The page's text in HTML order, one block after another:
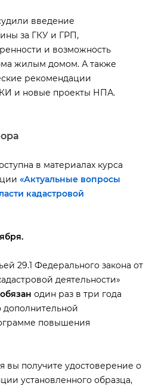
введение
за ГКУ и ГРП,
и возможность
жилым домом. А также
рекомендации
и новые проекты НПА.
в материалах курса
«Актуальные вопросы
кадастровой
29.1 Федерального закона от
деятельности»
обязан один раз в три года
дополнительной
повышения
вы получите удостоверение о
установленного образца,